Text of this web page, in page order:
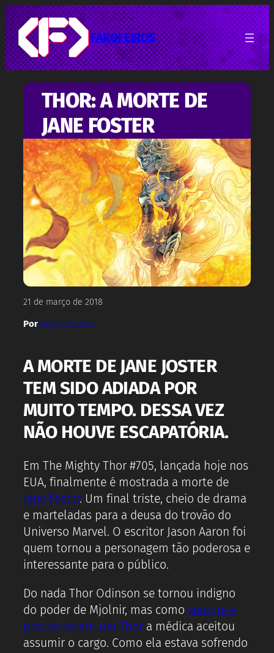
Pular
para
o
conteúdo
FAROFEIROS
THOR: A MORTE DE
JANE FOSTER
21 de março de 2018
PorRodrigo Castro
A MORTE DE JANE JOSTER
TEM SIDO ADIADA POR
MUITO TEMPO. DESSA VEZ
NÃO HOUVE ESCAPATÓRIA.
Em The Mighty Thor #705, lançada hoje nos
EUA, finalmente é mostrada a morte de
Jane Foster. Um final triste, cheio de drama
e marteladas para a deusa do trovão do
Universo Marvel. O escritor Jason Aaron foi
quem tornou a personagem tão poderosa e
interessante para o público.
Do nada Thor Odinson se tornou indigno
do poder de Mjolnir, mas como sempre é
preciso existir um Thora médica aceitou
assumir o cargo. Como ela estava sofrendo